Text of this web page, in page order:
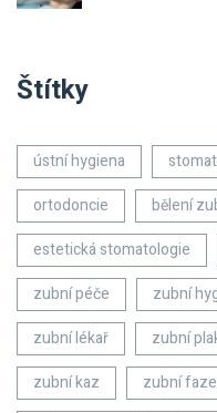
Štítky
ústní hygiena
ortodoncie
bělení
estetická stomatologie
zubní péče
zubní
zubní lékař
zubní
zubní kaz
zubní